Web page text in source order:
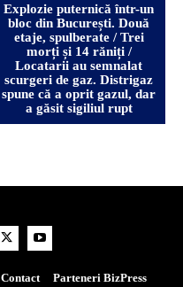
Explozie puternică într-un
bloc din București. Două
etaje, spulberate / Trei
morți și 14 răniți /
Locatarii au semnalat
scurgeri de gaz. Distrigaz
spune că a oprit gazul, dar
a găsit sigiliul rupt
Contact Parteneri BizPress